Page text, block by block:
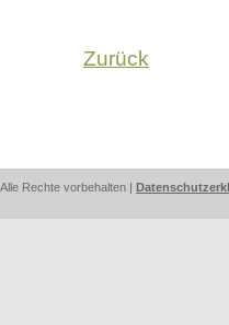
Zurück
Rechte vorbehalten |